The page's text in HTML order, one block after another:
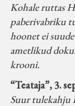
Kohale ruttas
paberivabriku
hoonet ei
ametlikud
krooni.
“Teataja”, 3.
Suur tulekahju